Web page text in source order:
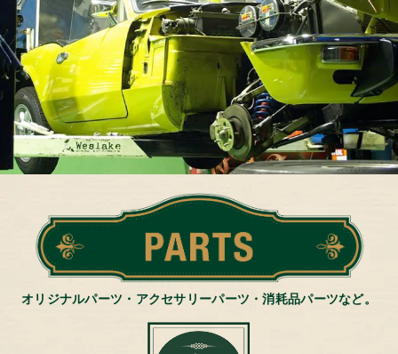
オリジナルパーツ・アクセサリーパーツ・消耗品パーツなど。